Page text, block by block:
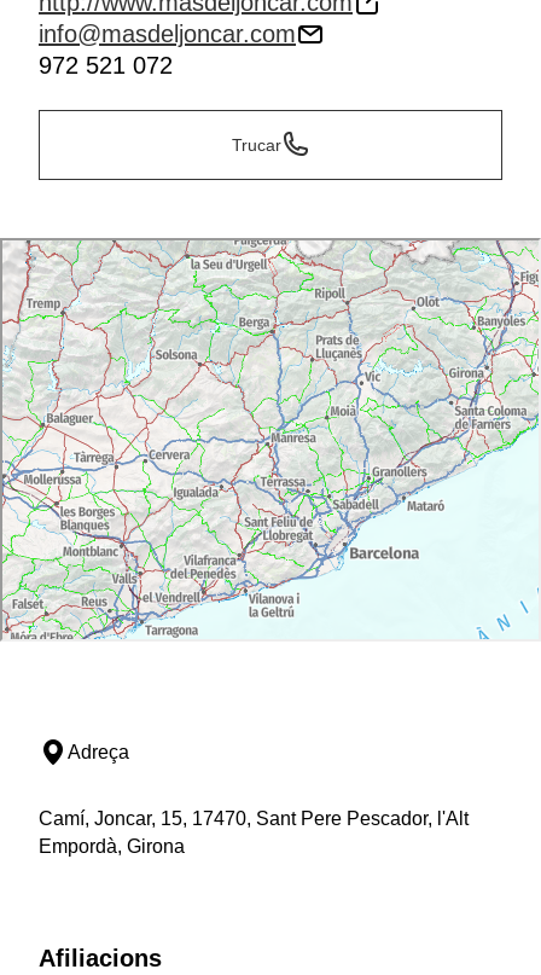
info@masdeljoncar.com
972 521 072
Trucar
Adreça
Camí, Joncar, 15, 17470, Sant Pere Pescador, l'Alt
Empordà, Girona
Afiliacions